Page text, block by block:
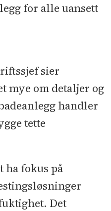
for alle uansett
sier
mye om detaljer og
handler
tette
ha fokus på
Det